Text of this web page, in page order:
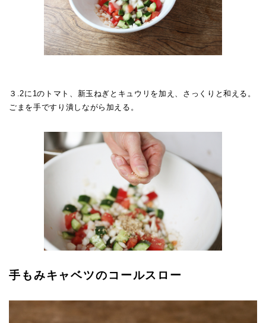
３.2に1のトマト、新玉ねぎとキュウリを加え、さっくりと和える。
ごまを手ですり潰しながら加える。
手もみキャベツのコールスロー